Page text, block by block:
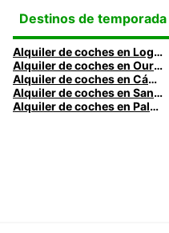
Destinos de temporada
Alquiler de coches en Logroño
Alquiler de coches en Ourense
Alquiler de coches en Cádiz
Alquiler de coches en Santander
Alquiler de coches en Palma